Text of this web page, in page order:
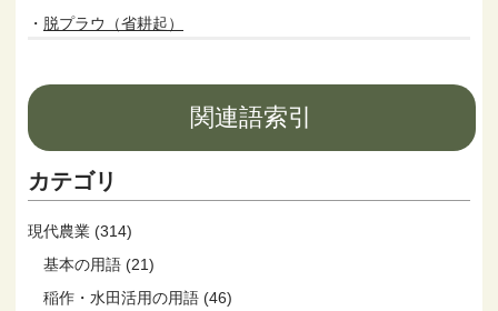
脱プラウ（省耕起）
関連語索引
カテゴリ
現代農業 (314)
基本の用語 (21)
稲作・水田活用の用語 (46)